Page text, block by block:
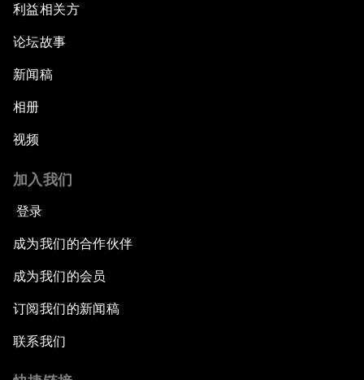
利益相关方
论坛故事
新闻稿
相册
视频
加入我们
登录
成为我们的合作伙伴
成为我们的会员
订阅我们的新闻稿
联系我们